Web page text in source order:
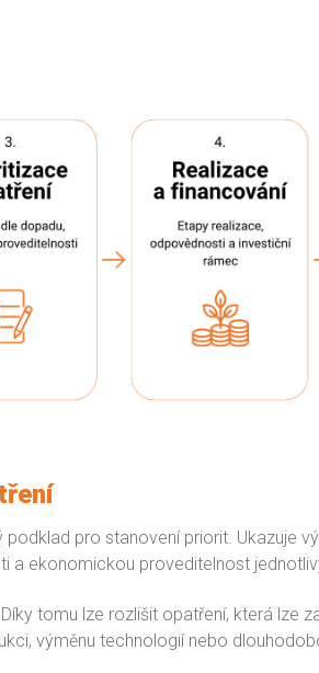
pro stanovení priorit. Ukazuje
a ekonomickou proveditelnost
tomu lze rozlišit opatření, která lze
výměnu technologií nebo